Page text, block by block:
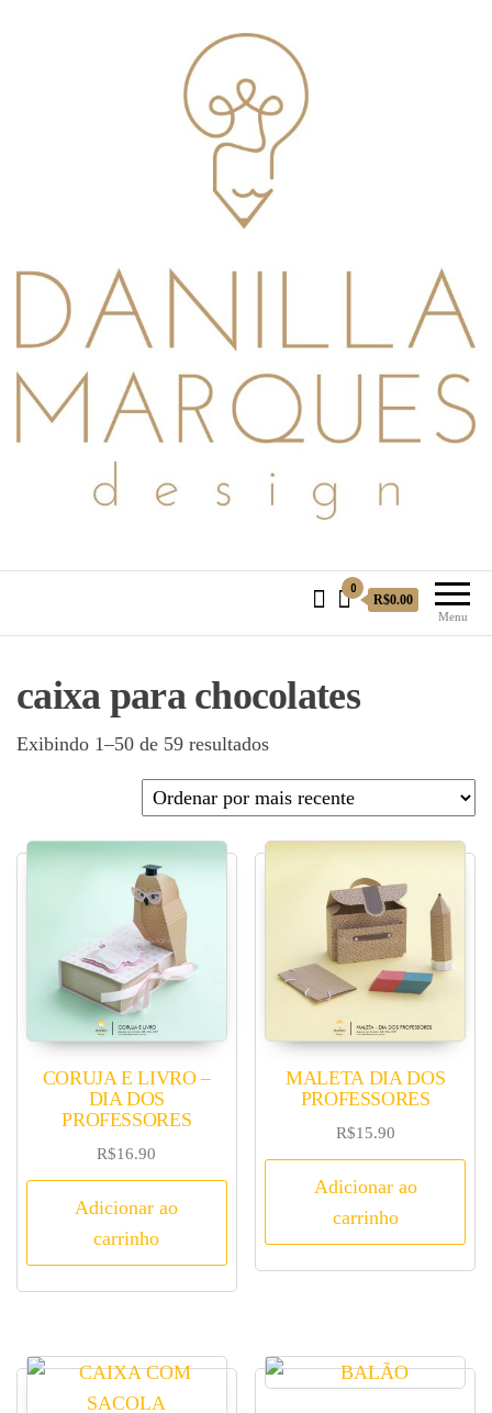
Menu
0
R$0.00
caixa para chocolates
Exibindo 1–50 de 59 resultados
CORUJA E LIVRO –
DIA DOS
PROFESSORES
R$16.90
Adicionar ao
carrinho
MALETA DIA DOS
PROFESSORES
R$15.90
Adicionar ao
carrinho